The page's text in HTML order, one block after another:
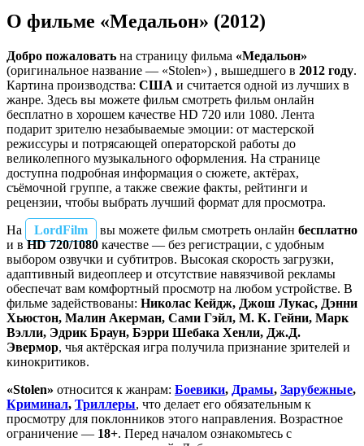
О фильме «Медальон» (2012)
Добро пожаловать на страницу фильма «Медальон»
(оригинальное название — «Stolen») , вышедшего в 2012 году.
Картина производства: США и считается одной из лучших в
жанре. Здесь вы можете фильм смотреть фильм онлайн
бесплатно в хорошем качестве HD 720 или 1080. Лента
подарит зрителю незабываемые эмоции: от мастерской
режиссуры и потрясающей операторской работы до
великолепного музыкального оформления. На странице
доступна подробная информация о сюжете, актёрах,
съёмочной группе, а также свежие факты, рейтинги и
рецензии, чтобы выбрать лучший формат для просмотра.
На
LordFilm вы можете фильм смотреть онлайн бесплатно
и вHD 720/1080 качестве — без регистрации, с удобным
выбором озвучки и субтитров. Высокая скорость загрузки,
адаптивный видеоплеер и отсутствие навязчивой рекламы
обеспечат вам комфортный просмотр на любом устройстве. В
фильме задействованы: Николас Кейдж, Джош Лукас, Дэнни
Хьюстон, Малин Акерман, Сами Гэйл, М. К. Гейни, Марк
Вэлли, Эдрик Браун, Бэрри Шебака Хенли, Дж.Д.
Эвермор, чья актёрская игра получила признание зрителей и
кинокритиков.
«Stolen» относится к жанрам: Боевики, Драмы, Зарубежные,
Криминал, Триллеры, что делает его обязательным к
просмотру для поклонников этого направления. Возрастное
ограничение — 18+. Перед началом ознакомьтесь с